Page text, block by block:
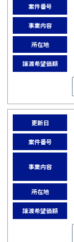
案件番号
事業内容
所在地
譲渡希望価額
更新日
案件番号
事業内容
所在地
譲渡希望価額